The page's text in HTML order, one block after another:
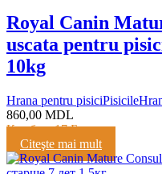
Royal Canin
uscata pentru
10kg
Hrana pentru pisiciPisicile
860,00 MDL
Кешбэк:17 Баллов
Citeşte mai mult